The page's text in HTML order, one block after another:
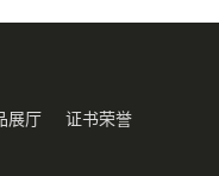
展厅 证书荣誉